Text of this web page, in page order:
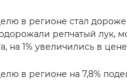
в регионе стал дороже
репчатый лук,
на 1% увеличились в
в регионе на 7,8%